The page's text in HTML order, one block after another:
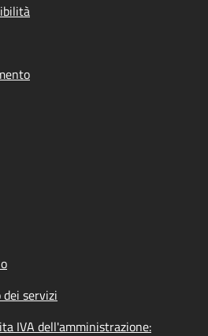
servizi
IVA dell'amministrazione: